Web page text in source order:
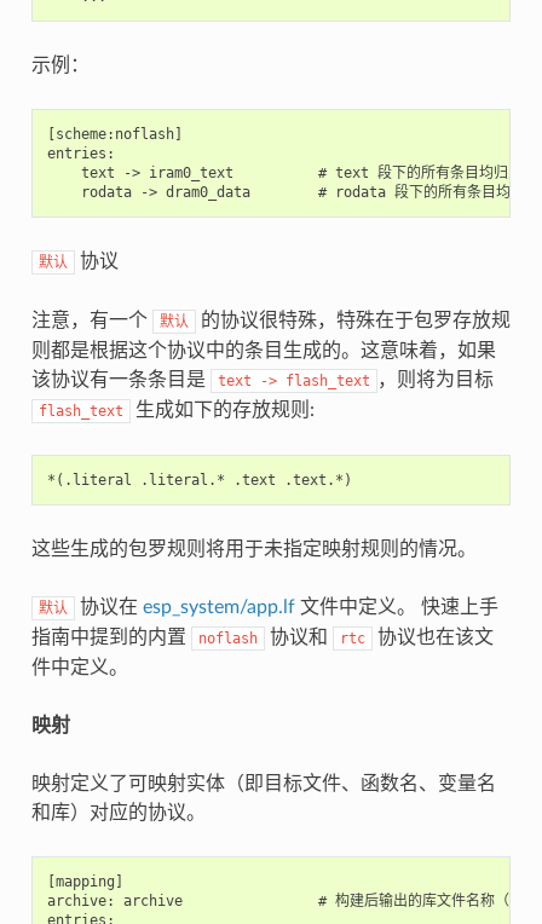
示例：
[scheme:noflash]
entries:
text -> iram0_text          # text 段下的所有条目均归入
默认 协议
注意，有一个 默认
的协议很特殊，特殊在于包罗存放规
则都是根据这个协议中的条目生成的。这意味着，如果
该协议有一条条目是
text -> flash_text ，则将为目标
flash_text 生成如下的存放规则:
这些生成的包罗规则将用于未指定映射规则的情况。
默认 协议在 esp_system/app.lf文件中定义。 快速上手
指南中提到的内置
noflash 协议和 rtc
协议也在该文
件中定义。
映射
映射定义了可映射实体（即目标文件、函数名、变量名
和库）对应的协议。
[mapping]
archive: archive                # 构建后输出的库文件名称（即
entries: